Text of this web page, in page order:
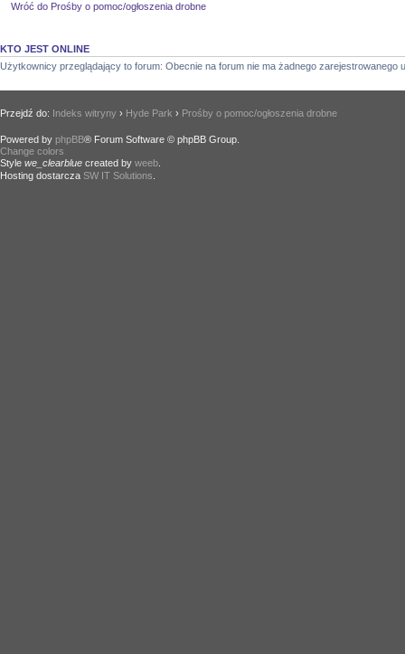
Wróć do Prośby o pomoc/ogłoszenia drobne
KTO JEST ONLINE
Użytkownicy przeglądający to forum: Obecnie na forum nie ma żadnego zarejestrowanego
Przejdź do: Indeks witryny › Hyde Park › Prośby o pomoc/ogłoszenia drobne
Powered by phpBB® Forum Software © phpBB Group.
Change colors
Style we_clearblue created by weeb
Hosting dostarcza SW IT Solutions